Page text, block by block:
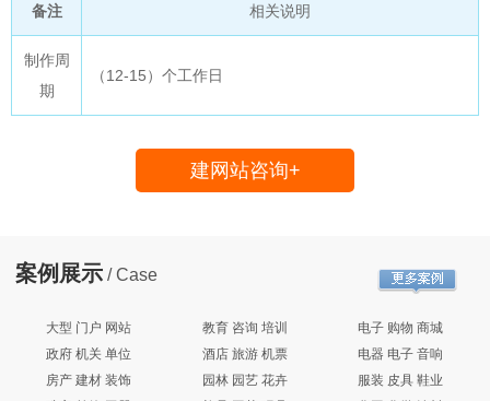
备注 相关说明
制作周
期
（12-15）个工作日
建网站咨询+
案例展示 / Case
大型 门户 网站 教育 咨询 培训
电子 购物 商城
政府 机关 单位
酒店 旅游 机票
电器 电子 音响
房产 建材 装饰
园林 园艺 花卉
服装 皮具 鞋业